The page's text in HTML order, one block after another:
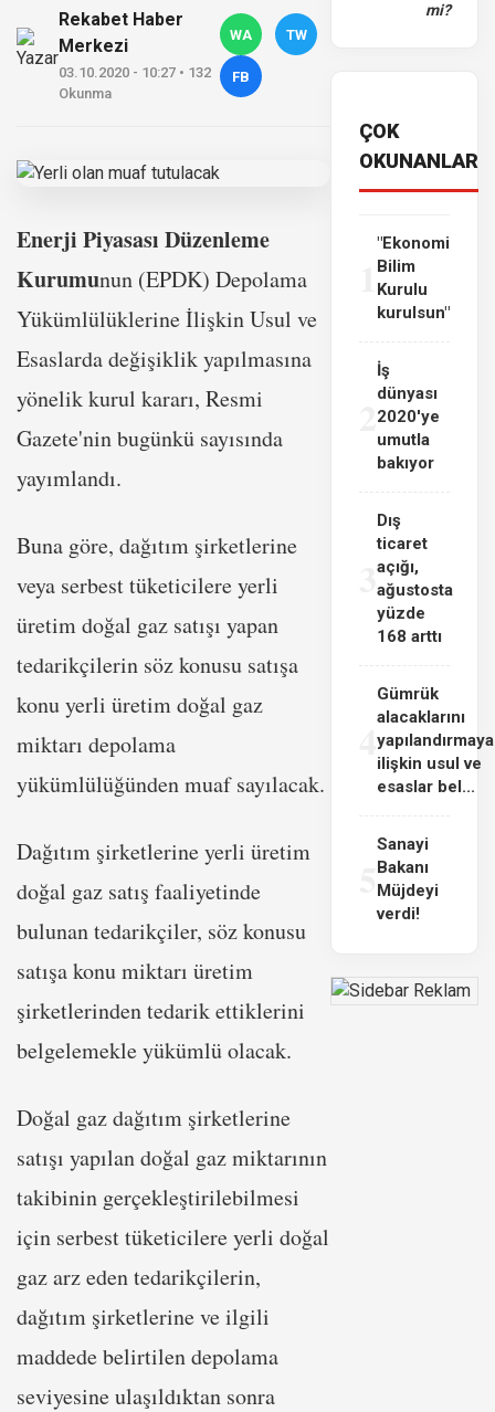
Rekabet Haber
Merkezi
03.10.2020 - 10:27 • 132
Okunma
WA TW
FB
Enerji Piyasası Düzenleme
Kurumunun (EPDK) Depolama
Yükümlülüklerine İlişkin Usul ve
Esaslarda değişiklik yapılmasına
yönelik kurul kararı, Resmi
Gazete'nin bugünkü sayısında
yayımlandı.
Buna göre, dağıtım şirketlerine
veya serbest tüketicilere yerli
üretim doğal gaz satışı yapan
tedarikçilerin söz konusu satışa
konu yerli üretim doğal gaz
miktarı depolama
yükümlülüğünden muaf sayılacak.
Dağıtım şirketlerine yerli üretim
doğal gaz satış faaliyetinde
bulunan tedarikçiler, söz konusu
satışa konu miktarı üretim
şirketlerinden tedarik ettiklerini
belgelemekle yükümlü olacak.
Doğal gaz dağıtım şirketlerine
satışı yapılan doğal gaz miktarının
takibinin gerçekleştirilebilmesi
için serbest tüketicilere yerli doğal
gaz arz eden tedarikçilerin,
dağıtım şirketlerine ve ilgili
maddede belirtilen depolama
seviyesine ulaşıldıktan sonra
mi?
ÇOK
OKUNANLAR
"Ekonomi
Bilim
Kurulu
kurulsun"
İş
dünyası
2020'ye
umutla
bakıyor
3
Dış
ticaret
açığı,
ağustosta
yüzde
168 arttı
4
Gümrük
alacaklarını
yapılandırmaya
ilişkin usul ve
esaslar bel...
Sanayi
Bakanı
Müjdeyi
verdi!